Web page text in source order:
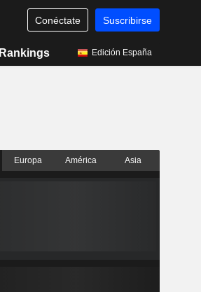
Conéctate Suscribirse
Rankings Edición España
Europa América Asia